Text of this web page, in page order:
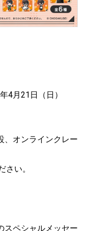
4月21日（日）
オンラインクレー
い。
スペシャルメッセー